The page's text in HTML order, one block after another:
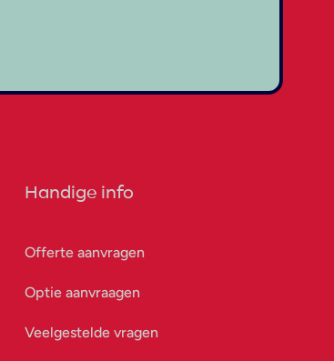
Handige info
Offerte aanvragen
Optie aanvraagen
Veelgestelde vragen